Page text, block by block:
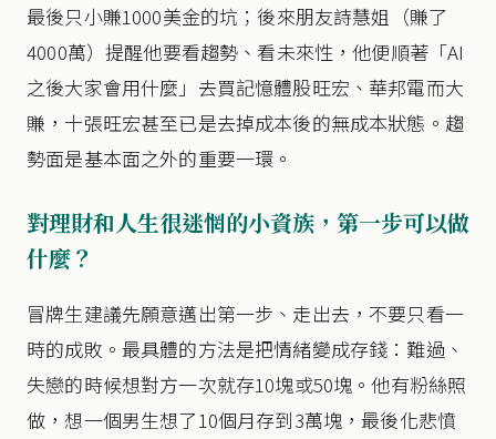
最後只小賺1000美金的坑；後來朋友詩慧姐（賺了
4000萬）提醒他要看趨勢、看未來性，他便順著「AI
之後大家會用什麼」去買記憶體股旺宏、華邦電而大
賺，十張旺宏甚至已是去掉成本後的無成本狀態。趨
勢面是基本面之外的重要一環。
對理財和人生很迷惘的小資族，第一步可以做
什麼？
冒牌生建議先願意邁出第一步、走出去，不要只看一
時的成敗。最具體的方法是把情緒變成存錢：難過、
失戀的時候想對方一次就存10塊或50塊。他有粉絲照
做，想一個男生想了10個月存到3萬塊，最後化悲憤